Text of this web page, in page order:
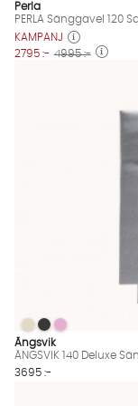
Perla
PERLA Sänggavel 120
KAMPANJ
2795 :- 4995 :-
ÄNGSVIK 140
ÄNGSVIK 140 Deluxe
ÄNGSVIK 140 Deluxe
ÄNGSVIK 140
Ängsvik
ÄNGSVIK 140 Deluxe
3695 :-